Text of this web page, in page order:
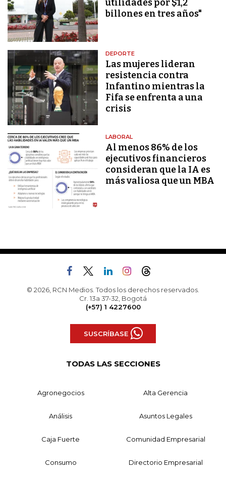
utilidades por $1,2
billones en tres años"
DEPORTE
Las mujeres lideran
resistencia contra
Infantino mientras la
Fifa se enfrenta a una
crisis
LABORAL
Al menos 86% de los
ejecutivos financieros
consideran que la IA es
más valiosa que un MBA
© 2026, RCN Medios. Todos los derechos reservados.
Cr. 13a 37-32, Bogotá
(+57) 1 4227600
SUSCRÍBASE
TODAS LAS SECCIONES
Agronegocios Alta Gerencia
Análisis Asuntos Legales
Caja Fuerte Comunidad Empresarial
Consumo Directorio Empresarial